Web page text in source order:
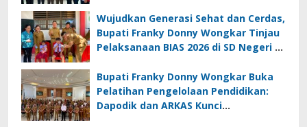
Wujudkan Generasi Sehat dan Cerdas,
Bupati Franky Donny Wongkar Tinjau
Pelaksanaan BIAS 2026 di SD Negeri 2
Bupati Franky Donny Wongkar Buka
Pelatihan Pengelolaan Pendidikan:
Dapodik dan ARKAS Kunci